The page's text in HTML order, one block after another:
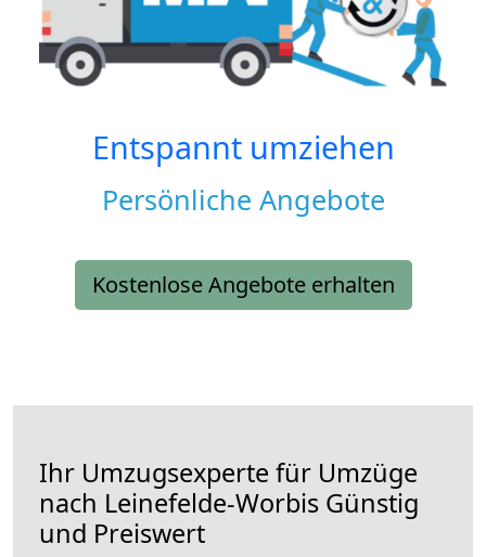
Entspannt umziehen
Persönliche Angebote
Kostenlose Angebote erhalten
Ihr Umzugsexperte für Umzüge
nach Leinefelde-Worbis Günstig
und Preiswert